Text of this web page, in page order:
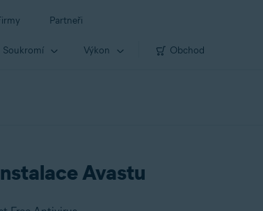
Partneři
Soukromí Výkon Obchod
Avastu